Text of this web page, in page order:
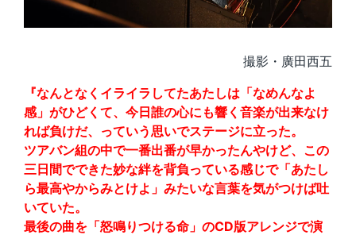
撮影・廣田西五
『なんとなくイライラしてたあたしは「なめんなよ
感」がひどくて、今日誰の心にも響く音楽が出来なけ
れば負けだ、っていう思いでステージに立った。
ツアバン組の中で一番出番が早かったんやけど、この
三日間でできた妙な絆を背負っている感じで「あたし
ら最高やからみとけよ」みたいな言葉を気がつけば吐
いていた。
最後の曲を「怒鳴りつける命」のCD版アレンジで演